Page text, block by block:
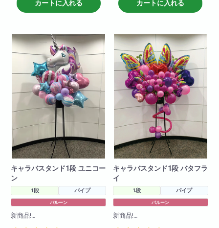
ていただきます!(在庫がない場合
もございますので2日前のご注文
りますので、当日お急ぎの場合
でも一度お問い合わせ下さいま
せ!)
カートに入れる
ただければそのように作成させ
ていただきます!(在庫がない場合
れがないように仕入れはしてお
りますので、当日お急ぎの場合
でも一度お問い合わせ下さいま
せ!)
カートに入れる
キャラバスタンド1段 ユニコー
ン
1段 パイプ
バルーン
新商品!
キャラバスタンド1段 バタフラ
イ
1段 パイプ
バルーン
新商品!